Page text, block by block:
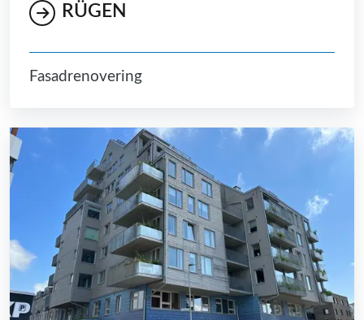
RÜGEN
Fasadrenovering